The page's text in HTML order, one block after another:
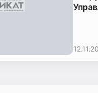
месте